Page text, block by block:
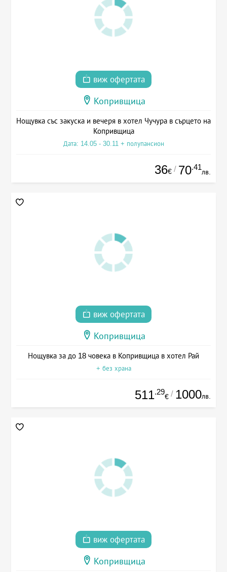
виж офертата
Копривщица
Нощувка със закуска и вечеря в хотел Чучура в сърцето на
Копривщица
Дата: 14.05 - 30.11 + полупансион
36€ / 70.41
лв.
виж офертата
Копривщица
Нощувка за до 18 човека в Копривщица в хотел Рай
+ без храна
511.29
€ / 1000лв.
виж офертата
Копривщица